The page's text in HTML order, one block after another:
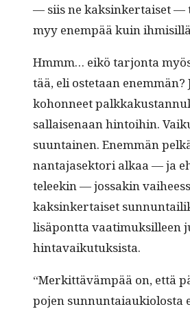
— siis ne kaksinker­taiset —
myy enem­pää kuin
Hmmm… eikö tar­jon­ta
tää, eli oste­taan enem­män?
kohon­neet
sal­laise­naan hin­toi­hin.
suun­tainen. Enem­män
nan­ta­jasek­tori alkaa — ja
teleekin — jos­sakin
kaksinker­taiset
lisäpont­ta vaa­timuk­silleen
hintavaikutuksista.
“Merkit­täväm­pää on, että
po­jen sun­nun­ta­iauki­olosta